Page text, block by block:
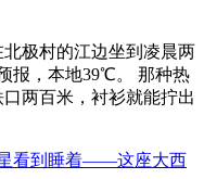
极村的江边坐到凌晨两
报，本地39℃。 那种热
两百米，衬衫就能拧出
看到睡着——这座大西